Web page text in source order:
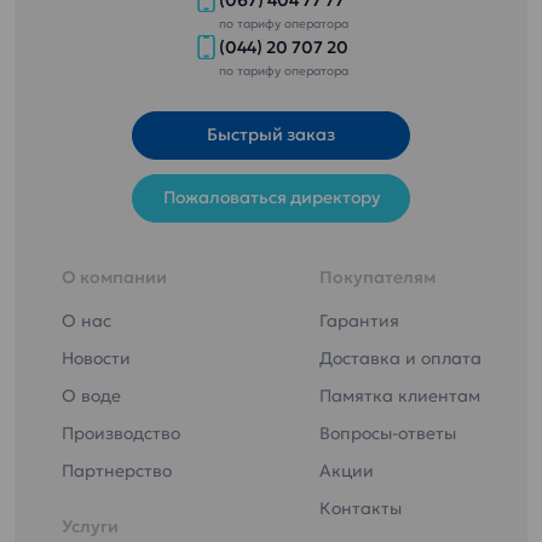
по тарифу оператора
(044) 20 707 20
по тарифу оператора
Быстрый заказ
Пожаловаться директору
О компании
О нас
Новости
О воде
Производство
Партнерство
Услуги
Покупателям
Гарантия
Доставка и оплата
Памятка клиентам
Вопросы-ответы
Акции
Контакты